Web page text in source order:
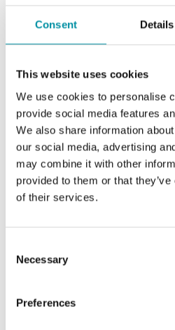
Consent Details
This website uses cookies
We use cookies to personalise
provide social media features
We also share information
our social media, advertising
may combine it with other
provided to them or that
of their services.
Selection
Necessary
Preferences
Ciao Michiel, puoi
Negli ultimi 20 anni ho
settore dell’automazione,
nell’automazione
automation presso aziende
Johnson Controls. La mia
tecnologie di controllo e mi
ambiente in cui innovazione
Al di fuori del lavoro vivo
Gellicum, nella regione
libero amo trascorrere
famiglia e gli amici.